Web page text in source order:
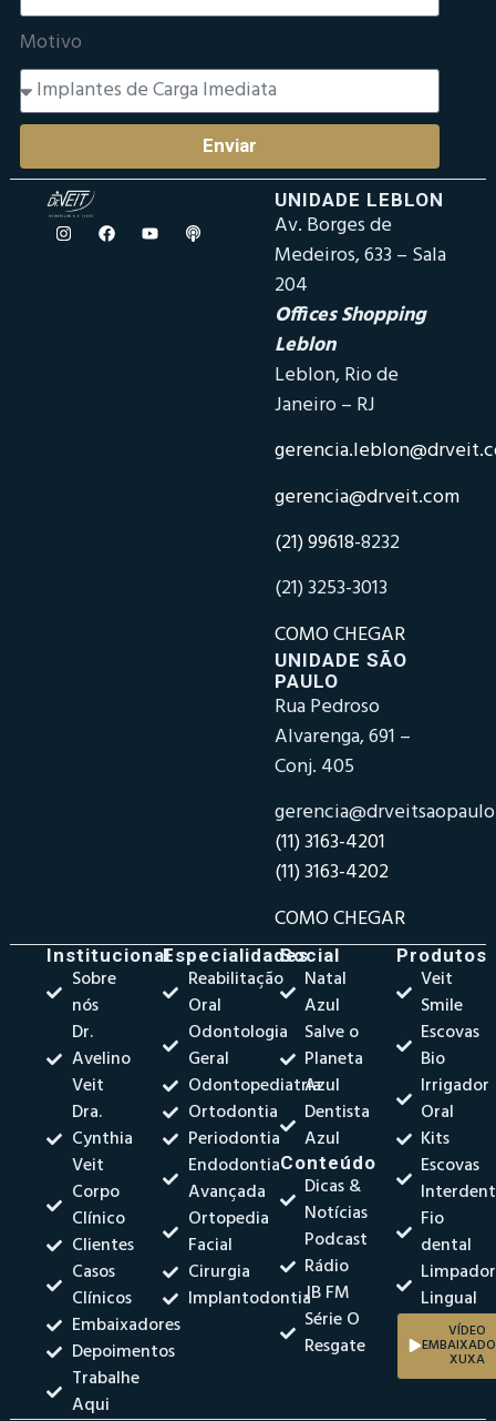
Motivo
Enviar
UNIDADE LEBLON
Av. Borges de
Medeiros, 633 – Sala
204
Offices Shopping
Leblon
Leblon, Rio de
Janeiro – RJ
gerencia@drveit.com
(21) 99618-8232
(21) 3253-3013
COMO CHEGAR
UNIDADE SÃO
PAULO
Rua Pedroso
Alvarenga, 691 –
Conj. 405
(11) 3163-4201
(11) 3163-4202
COMO CHEGAR
Institucional
Sobre
nós
Dr.
Avelino
Veit
Dra.
Cynthia
Veit
Corpo
Clínico
Clientes
Casos
Clínicos
Embaixadores
Depoimentos
Trabalhe
Aqui
Especialidades
Reabilitação
Oral
Odontologia
Geral
Odontopediatria
Ortodontia
Periodontia
Endodontia
Avançada
Ortopedia
Facial
Cirurgia
Implantodontia
Social
Natal
Azul
Salve o
Planeta
Azul
Dentista
Azul
Conteúdo
Dicas &
Notícias
Podcast
Rádio
JB FM
Série O
Resgate
Produtos
Veit
Smile
Escovas
Bio
Irrigador
Oral
Kits
Escovas
Fio
dental
Limpador
Lingual
VÍDEO
XUXA